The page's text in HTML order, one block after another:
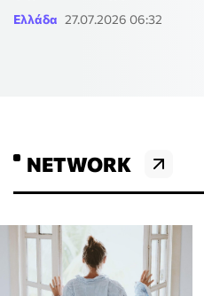
Ελλάδα 27.07.2026 06:32
NETWORK